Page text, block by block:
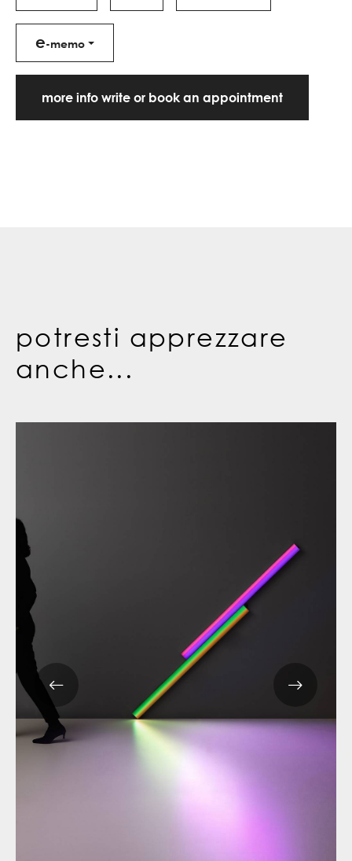
e-memo
more info write or book an appointment
potresti apprezzare
anche...